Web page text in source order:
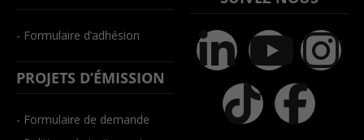
- Formulaire d’adhésion
PROJETS D’ÉMISSION
- Formulaire de demande